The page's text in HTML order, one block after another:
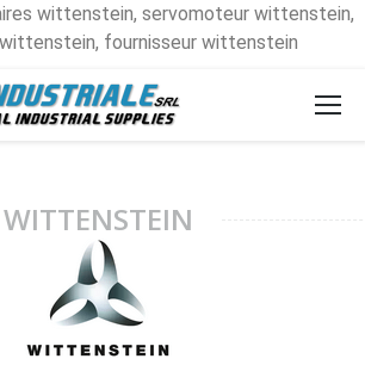
wittenstein, servomoteur wittenstein,
fournisseur wittenstein
WITTENSTEIN